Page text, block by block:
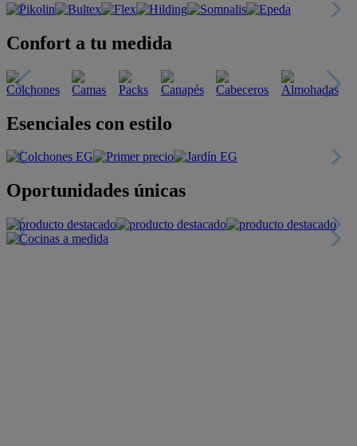
Confort a tu medida
Esenciales con estilo
Oportunidades únicas